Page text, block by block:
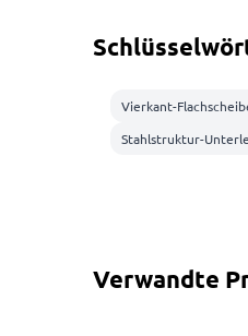
Vierkant-
Stahlstruktur-
Verwandte